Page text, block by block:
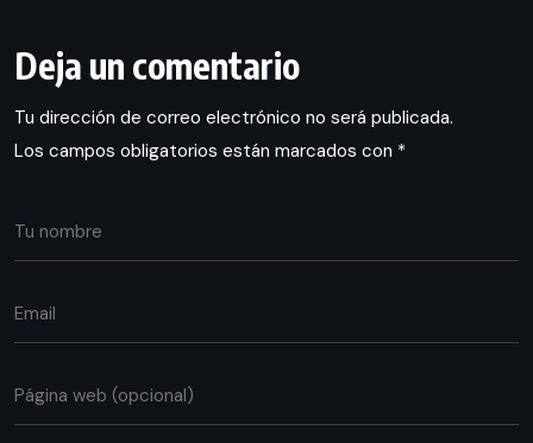
Deja un comentario
Tu dirección de correo electrónico no será publicada.
Los campos obligatorios están marcados con *